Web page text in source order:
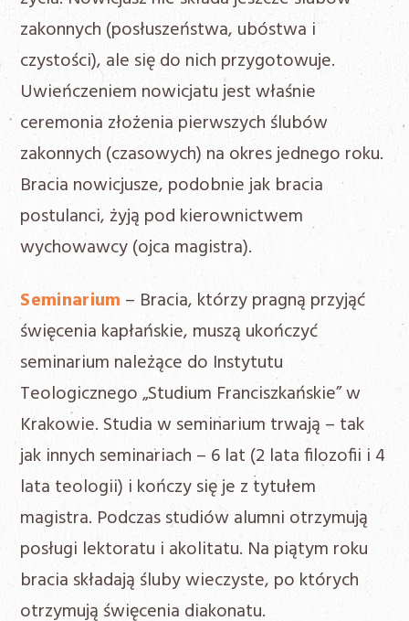
zakonnych (posłuszeństwa, ubóstwa i
czystości), ale się do nich przygotowuje.
Uwieńczeniem nowicjatu jest właśnie
ceremonia złożenia pierwszych ślubów
zakonnych (czasowych) na okres jednego roku.
Bracia nowicjusze, podobnie jak bracia
postulanci, żyją pod kierownictwem
wychowawcy (ojca magistra).
Seminarium – Bracia, którzy pragną przyjąć
święcenia kapłańskie, muszą ukończyć
seminarium należące do Instytutu
Teologicznego „Studium Franciszkańskie” w
Krakowie. Studia w seminarium trwają – tak
jak innych seminariach – 6 lat (2 lata filozofii i 4
lata teologii) i kończy się je z tytułem
magistra. Podczas studiów alumni otrzymują
posługi lektoratu i akolitatu. Na piątym roku
bracia składają śluby wieczyste, po których
otrzymują święcenia diakonatu.